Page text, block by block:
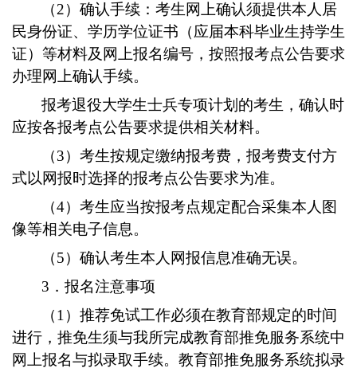
（2）确认手续：考生网上确认须提供本人居
民身份证、学历学位证书（应届本科毕业生持学生
证）等材料及网上报名编号，按照报考点公告要求
办理网上确认手续。
报考退役大学生士兵专项计划的考生，确认时
应按各报考点公告要求提供相关材料。
（3）考生按规定缴纳报考费，报考费支付方
式以网报时选择的报考点公告要求为准。
（4）考生应当按报考点规定配合采集本人图
像等相关电子信息。
（5）确认考生本人网报信息准确无误。
3．报名注意事项
（1）推荐免试工作必须在教育部规定的时间
进行，推免生须与我所完成教育部推免服务系统中
网上报名与拟录取手续。教育部推免服务系统拟录